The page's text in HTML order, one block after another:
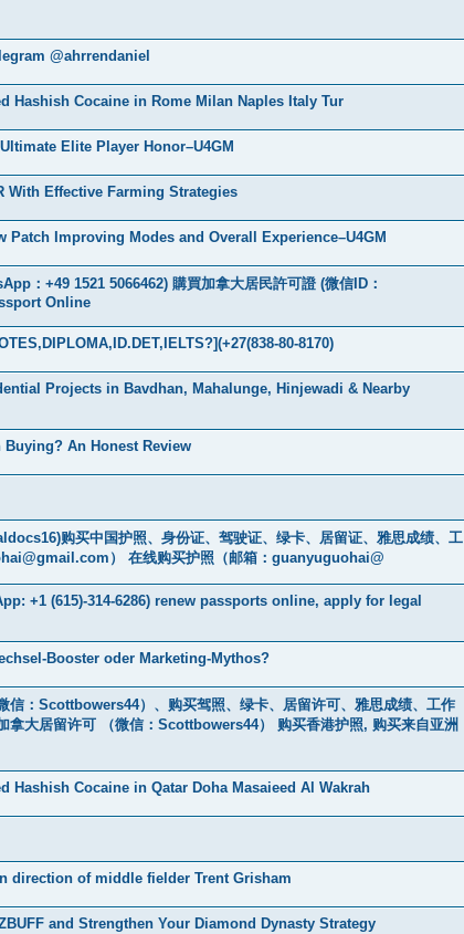
@ahrrendaniel
Hashish Cocaine in Rome Milan Naples Italy Tur
Elite Player Honor–U4GM
With Effective Farming Strategies
Patch Improving Modes and Overall Experience–U4GM
：+49 1521 5066462) 購買加拿大居民許可證 (微信ID：
Online
80-8170)
Projects in Bavdhan, Mahalunge, Hinjewadi & Nearby
Buying? An Honest Review
购买中国护照、身份证、驾驶证、绿卡、居留证、雅思成绩、工
） 在线购买护照（邮箱：guanyuguohai@
+1 (615)-314-6286) renew passports online, apply for legal
Booster oder Marketing-Mythos?
信：Scottbowers44）、购买驾照、绿卡、居留许可、雅思成绩、工作
拿大居留许可 （微信：Scottbowers44） 购买香港护照, 购买来自亚洲
Hashish Cocaine in Qatar Doha Masaieed Al Wakrah
direction of middle fielder Trent Grisham
and Strengthen Your Diamond Dynasty Strategy